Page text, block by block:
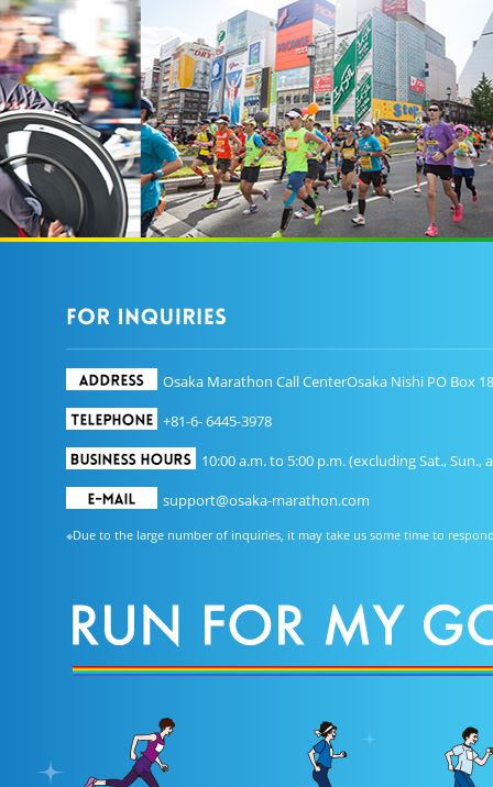
Osaka Marathon Call CenterOsaka Nishi PO Box
+81-6- 6445-3978
10:00 a.m. to 5:00 p.m. (excluding Sat., Sun.,
support@osaka-marathon.com
※Due to the large number of inquiries, it may take us some time to